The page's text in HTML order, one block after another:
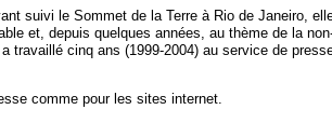
suivi le Sommet de la Terre à Rio de Janeiro,
et, depuis quelques années, au thème de la
travaillé cinq ans (1999-2004) au service de
comme pour les sites internet.